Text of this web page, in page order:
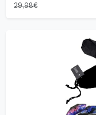
29,98€